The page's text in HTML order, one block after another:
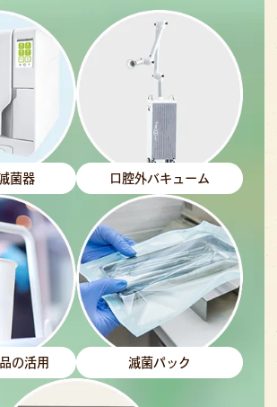
菌器 口腔外バキューム
の活用 滅菌パック